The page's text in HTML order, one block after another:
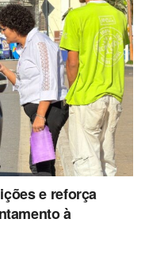
e reforça
à